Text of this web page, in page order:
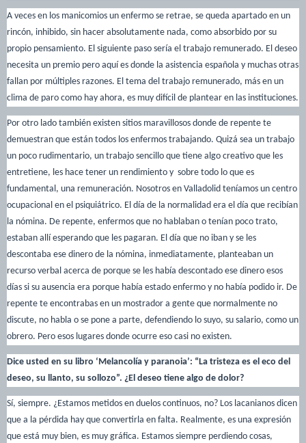
A veces en los manicomios un enfermo se retrae, se queda apartado en un
rincón, inhibido, sin hacer absolutamente nada, como absorbido por su
propio pensamiento. El siguiente paso sería el trabajo remunerado. El deseo
necesita un premio pero aquí es donde la asistencia española y muchas otras
fallan por múltiples razones. El tema del trabajo remunerado, más en un
clima de paro como hay ahora, es muy difícil de plantear en las instituciones.
Por otro lado también existen sitios maravillosos donde de repente te
demuestran que están todos los enfermos trabajando. Quizá sea un trabajo
un poco rudimentario, un trabajo sencillo que tiene algo creativo que les
entretiene, les hace tener un rendimiento y sobre todo lo que es
fundamental, una remuneración. Nosotros en Valladolid teníamos un centro
ocupacional en el psiquiátrico. El día de la normalidad era el día que recibían
la nómina. De repente, enfermos que no hablaban o tenían poco trato,
estaban allí esperando que les pagaran. El día que no iban y se les
descontaba ese dinero de la nómina, inmediatamente, planteaban un
recurso verbal acerca de porque se les había descontado ese dinero esos
días si su ausencia era porque había estado enfermo y no había podido ir. De
repente te encontrabas en un mostrador a gente que normalmente no
discute, no habla o se pone a parte, defendiendo lo suyo, su salario, como un
obrero. Pero esos lugares donde ocurre eso casi no existen.
Dice usted en su libro ‘Melancolía y paranoia’: “La tristeza es el eco del
deseo, su llanto, su sollozo”. ¿El deseo tiene algo de dolor?
Sí, siempre. ¿Estamos metidos en duelos continuos, no? Los lacanianos dicen
que a la pérdida hay que convertirla en falta. Realmente, es una expresión
que está muy bien, es muy gráfica. Estamos siempre perdiendo cosas,